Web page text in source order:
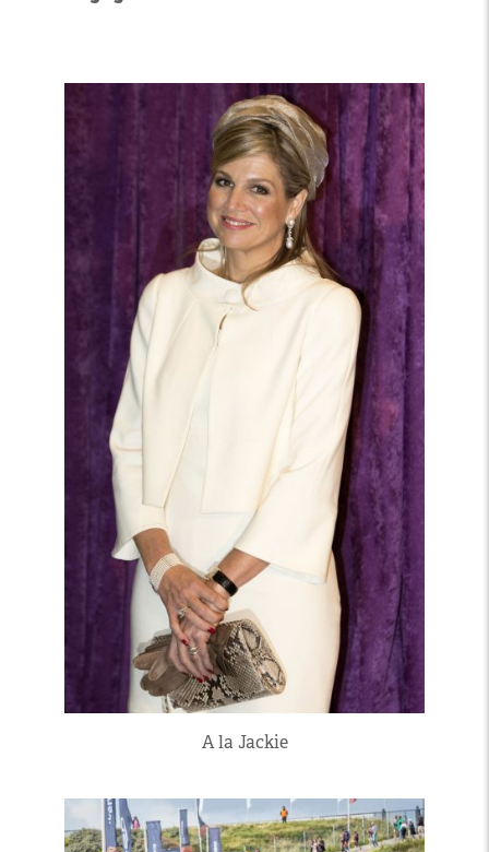
A la Jackie